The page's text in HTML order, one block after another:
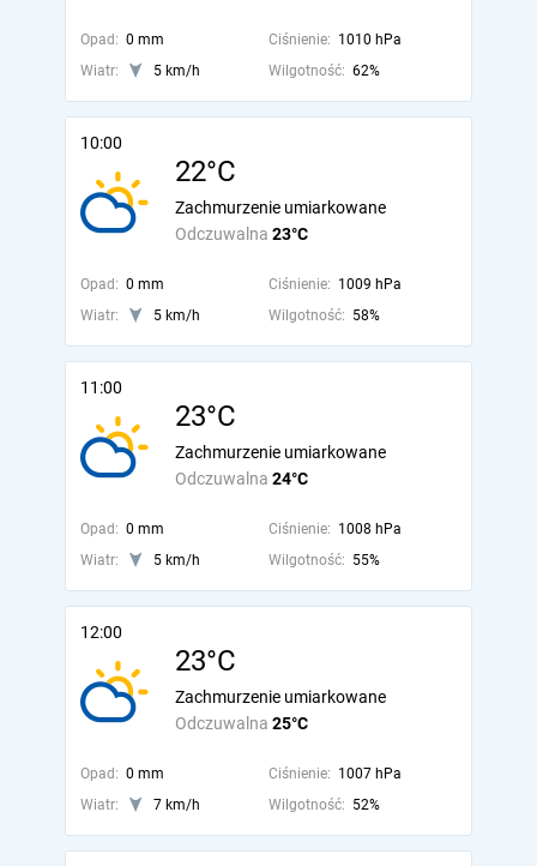
Opad: 0 mm Ciśnienie: 1010 hPa
Wiatr:
5 km/h Wilgotność: 62%
10:00
22°C
Odczuwalna 23°C
Zachmurzenie umiarkowane
Opad: 0 mm Ciśnienie: 1009 hPa
Wiatr:
5 km/h Wilgotność: 58%
11:00
23°C
Odczuwalna 24°C
Zachmurzenie umiarkowane
Opad: 0 mm Ciśnienie: 1008 hPa
Wiatr:
5 km/h Wilgotność: 55%
12:00
23°C
Odczuwalna 25°C
Zachmurzenie umiarkowane
Opad: 0 mm Ciśnienie: 1007 hPa
Wiatr:
7 km/h Wilgotność: 52%